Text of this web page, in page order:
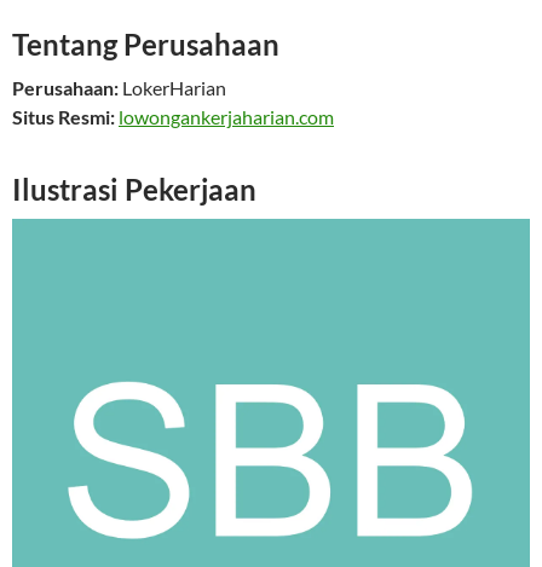
Tentang Perusahaan
Perusahaan: LokerHarian
Situs Resmi: lowongankerjaharian.com
Ilustrasi Pekerjaan